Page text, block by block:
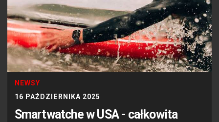
NEWSY
16 PAŹDZIERNIKA 2025
Smartwatche w USA - całkowita